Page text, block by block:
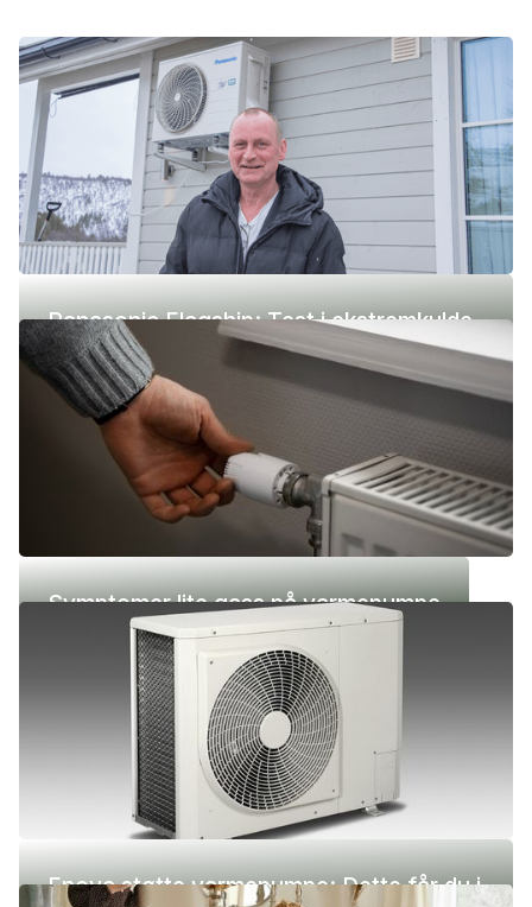
Panasonic Flagship: Test i ekstremkulde
(-42 °C)
Symptomer lite gass på varmepumpe
Enova støtte varmepumpe: Dette får du i